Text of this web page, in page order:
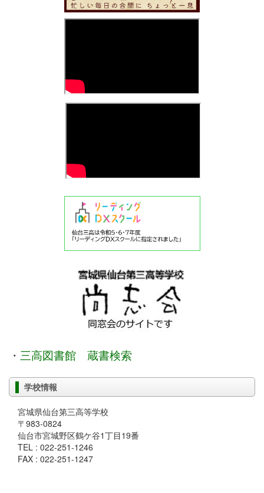
・ 三高図書館 蔵書検索
学校情報
宮城県仙台第三高等学校
〒983-0824
仙台市宮城野区鶴ケ谷1丁目19番
TEL : 022-251-1246
FAX : 022-251-1247